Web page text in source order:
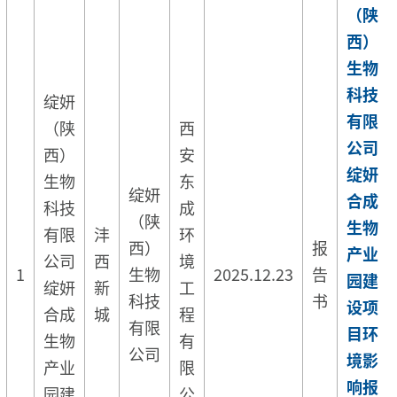
1
绽妍
（陕
西）
生物
科技
有限
公司
绽妍
合成
生物
产业
沣
西
新
城
绽妍
（陕
西）
生物
科技
有限
公司
西
安
东
成
环
境
工
程
有
限
2025.12.23
报
告
书
（陕
西）
生物
科技
有限
公司
绽妍
合成
生物
产业
园建
设项
目环
境影
响报